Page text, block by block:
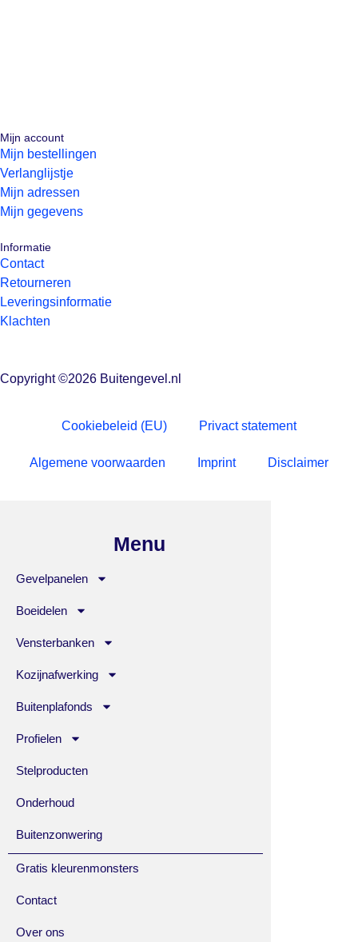
Mijn account
Mijn bestellingen
Verlanglijstje
Mijn adressen
Mijn gegevens
Informatie
Contact
Retourneren
Leveringsinformatie
Klachten
Copyright ©2026 Buitengevel.nl
Cookiebeleid (EU) Privact statement
Algemene voorwaarden Imprint Disclaimer
Menu
Gevelpanelen
Boeidelen
Vensterbanken
Kozijnafwerking
Buitenplafonds
Profielen
Stelproducten
Onderhoud
Buitenzonwering
Gratis kleurenmonsters
Contact
Over ons